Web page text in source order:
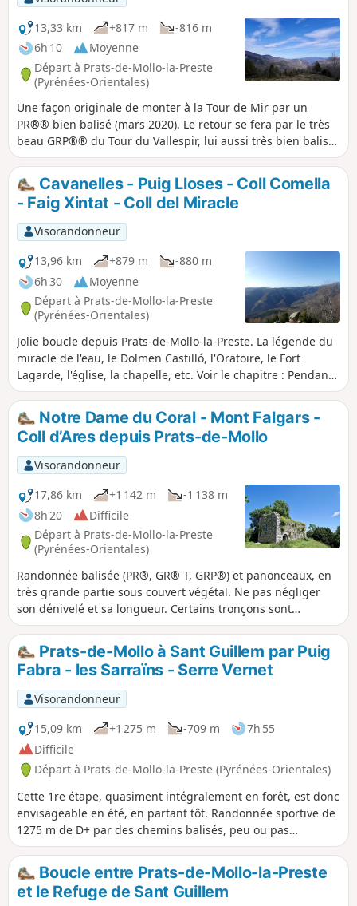
13,33 km
+817 m
-816 m
6h 10
Moyenne
Départ à Prats-de-Mollo-la-Preste
(Pyrénées-Orientales)
Une façon originale de monter à la Tour de Mir par un
PR®® bien balisé (mars 2020). Le retour se fera par le très
beau GRP®® du Tour du Vallespir, lui aussi très bien balisé
(mars 2020).La Tour de Mir à laquelle on peut accéder
permet d’avoir un panorama à 360°. Un bon balisage et de
bons chemins permettent une progression sans encombre.
Cavanelles - Puig Lloses - Coll Comella
- Faig Xintat - Coll del Miracle
Visorandonneur
13,96 km
+879 m
-880 m
6h 30
Moyenne
Départ à Prats-de-Mollo-la-Preste
(Pyrénées-Orientales)
Jolie boucle depuis Prats-de-Mollo-la-Preste. La légende du
miracle de l'eau, le Dolmen Castilló, l'Oratoire, le Fort
Lagarde, l'église, la chapelle, etc. Voir le chapitre : Pendant
la randonnée ou à proximité.
Notre Dame du Coral - Mont Falgars -
Coll d’Ares depuis Prats-de-Mollo
Visorandonneur
17,86 km
+1 142 m
-1 138 m
8h 20
Difficile
Départ à Prats-de-Mollo-la-Preste
(Pyrénées-Orientales)
Randonnée balisée (PR®, GR® T, GRP®) et panonceaux, en
très grande partie sous couvert végétal. Ne pas négliger
son dénivelé et sa longueur. Certains tronçons sont
encombrés par des arbres tombés au sol. Il faudra partir tôt
le matin de Prats. Le Coll d’Ares est très prisé durant l’été. Il
y aura du monde et du bruit... À Noter : la D115 est
traversée à de nombreuses reprises. Soyez prudent. La
carte et la traces gpx peuvent s’avérer utiles lors des
nombreux changements de direction. Accessible en bus 2 €
depuis Perpignan *. Variantes possibles afin d’adapter la
difficulté et la durée de la randonnée. Voir informations
pratiques. Circuit intéressant avec un faible enneigement
en suivant la variante 2.
Prats-de-Mollo à Sant Guillem par Puig
Fabra - les Sarraïns - Serre Vernet
Visorandonneur
15,09 km
+1 275 m -709 m
7h 55
Difficile
Départ à Prats-de-Mollo-la-Preste (Pyrénées-Orientales)
Cette 1re étape, quasiment intégralement en forêt, est donc
envisageable en été, en partant tôt. Randonnée sportive de
1275 m de D+ par des chemins balisés, peu ou pas
empruntés, nécessitant un sens de l'orientation et la trace
gpx.De beaux endroits pour se poser et profiter des
paysages. Le point haut (cote 1830) au Puig dels Sarraïns
est un lieu parfait pour la pause repas par exemple.
Boucle entre Prats-de-Mollo-la-Preste
et le Refuge de Sant Guillem